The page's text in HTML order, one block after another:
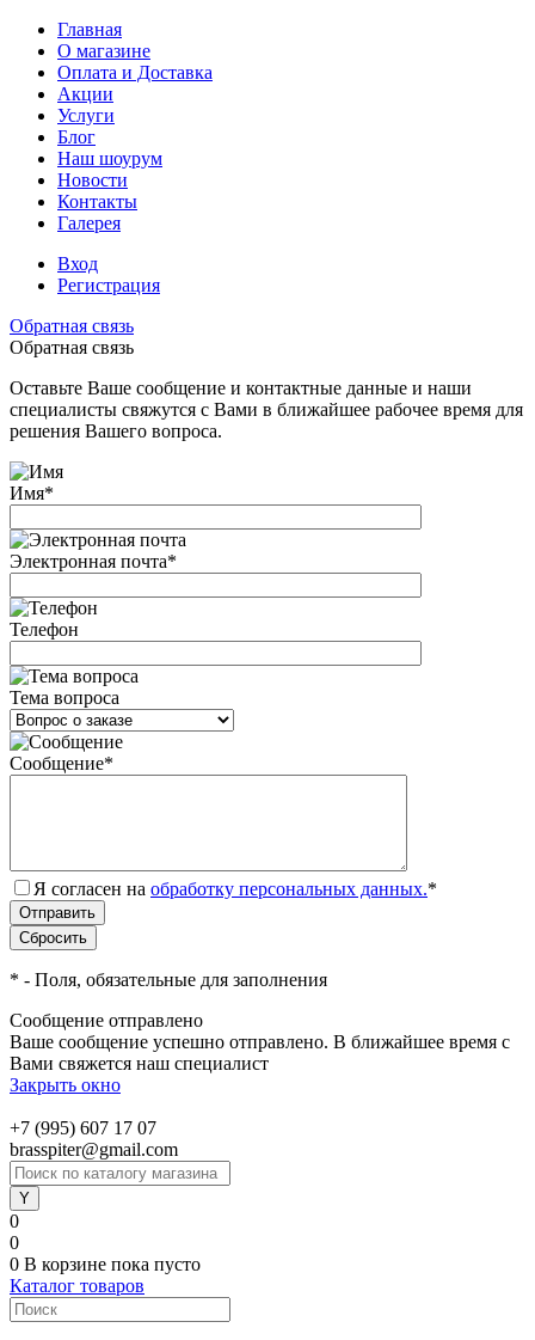
Главная
О магазине
Оплата и Доставка
Акции
Услуги
Блог
Наш шоурум
Новости
Контакты
Галерея
Вход
Регистрация
Обратная связь
Обратная связь
Оставьте Ваше сообщение и контактные данные и наши
специалисты свяжутся с Вами в ближайшее рабочее время для
решения Вашего вопроса.
Имя*
Электронная почта*
Телефон
Тема вопроса
Сообщение*
Я согласен на обработку персональных данных.*
* - Поля, обязательные для заполнения
Сообщение отправлено
Ваше сообщение успешно отправлено. В ближайшее время с
Вами свяжется наш специалист
Закрыть окно
+7 (995) 607 17 07
brasspiter@gmail.com
0
0
0 В корзине пока пусто
Каталог товаров